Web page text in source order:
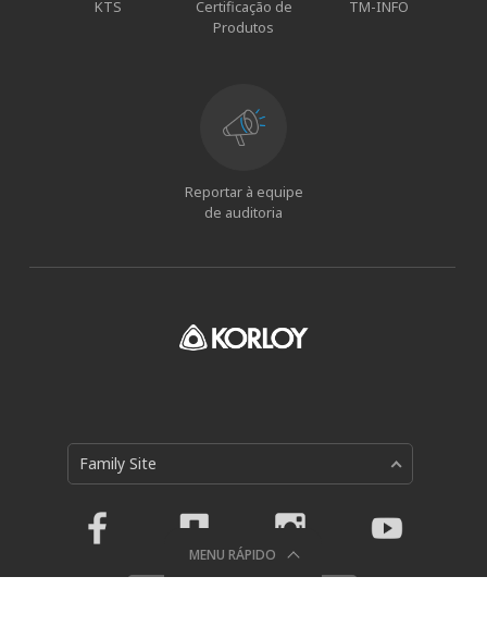
MENU RÁPIDO
KTS
Certificação de
Produtos
TM-INFO
Reportar à equipe
de auditoria
Family Site